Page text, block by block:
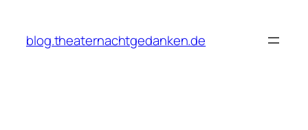
springen
blog.theaternachtgedanken.de